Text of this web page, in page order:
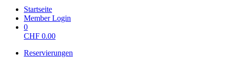
Startseite
Member Login
0
CHF 0.00
Reservierungen